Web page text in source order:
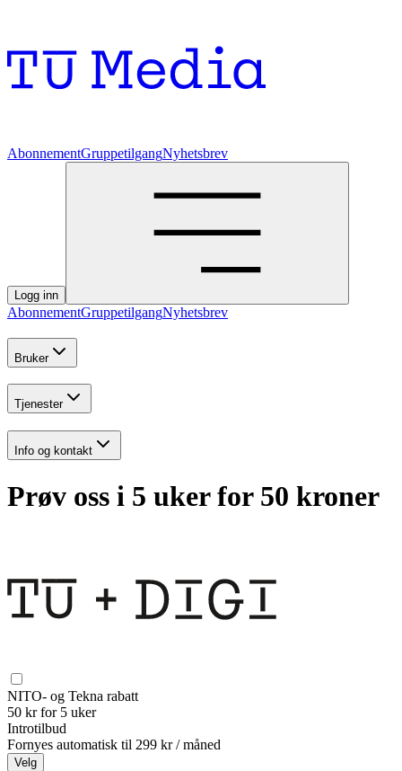
AbonnementGruppetilgangNyhetsbrev
Logg inn
AbonnementGruppetilgangNyhetsbrev
Bruker
Tjenester
Info og kontakt
Prøv oss i 5 uker for 50 kroner
NITO- og Tekna rabatt
50 kr for 5 uker
Introtilbud
Fornyes automatisk til 299 kr / måned
Velg